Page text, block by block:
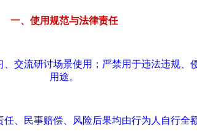
一、使用规范与法律责任
交流研讨场景使用；严禁用于违法违规、
用途。
、民事赔偿、风险后果均由行为人自行全